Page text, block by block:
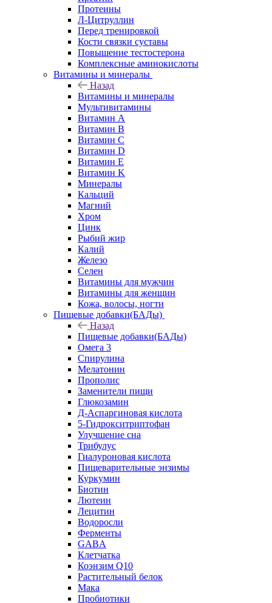
Протеины
Л-Цитруллин
Перед тренировкой
Кости связки суставы
Повышение тестостерона
Комплексные аминокислоты
Витамины и минералы
Назад
Витамины и минералы
Мультивитамины
Витамин A
Витамин B
Витамин C
Витамин D
Витамин E
Витамин K
Минералы
Кальций
Магний
Хром
Цинк
Рыбий жир
Калий
Железо
Селен
Витамины для мужчин
Витамины для женщин
Кожа, волосы, ногти
Пищевые добавки(БАДы)
Назад
Пищевые добавки(БАДы)
Омега 3
Спирулина
Мелатонин
Прополис
Заменители пищи
Глюкозамин
Д-Аспаргиновая кислота
5-Гидрокситриптофан
Улучшение сна
Трибулус
Гиалуроновая кислота
Пищеварительные энзимы
Куркумин
Биотин
Лютеин
Лецитин
Водоросли
Ферменты
GABA
Клетчатка
Коэнзим Q10
Растительный белок
Мака
Пробиотики